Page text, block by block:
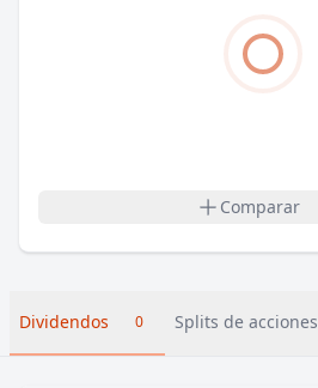
Comparar
Dividendos 0 Splits de acciones